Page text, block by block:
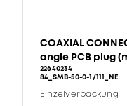
COAXIAL
angle PCB plug
22640234
84_SMB-50-0-1/111_NE
Einzelverpackung